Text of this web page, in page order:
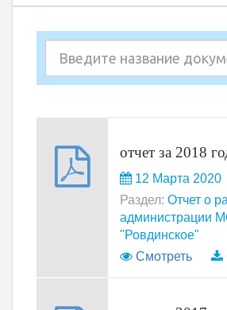
отчет за 2018
12 Марта 2020
Раздел: Отчет о
администрации
"Ровдинское"
Смотреть